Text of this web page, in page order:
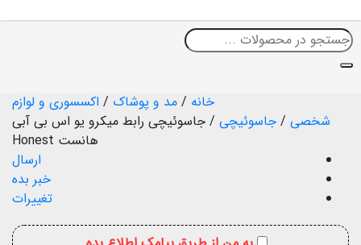
خانه / مد و پوشاک / اکسسوری و لوازم
شخصی / جاسوئیچی / جاسوئیچی رابط میکرو یو اس بی آبی
هانست Honest
ارسال
خبر بده
تغییرات